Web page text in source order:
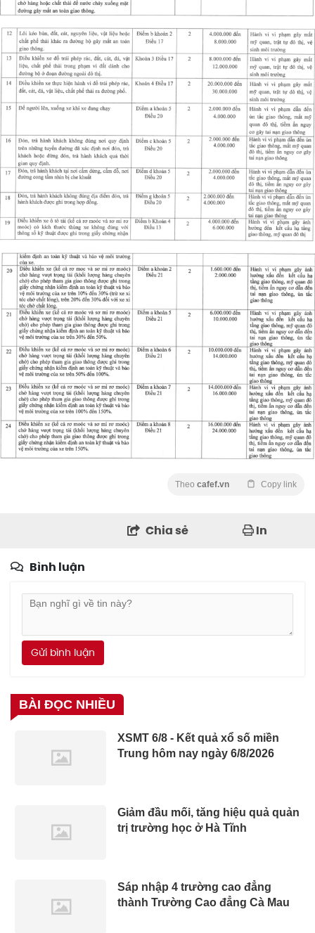
Theo cafef.vn Copy link
Chia sẻ In
Bình luận
Gửi bình luận
BÀI ĐỌC NHIỀU
XSMT 6/8 - Kết quả xổ số miền
Trung hôm nay ngày 6/8/2026
Giảm đầu mối, tăng hiệu quả quản
trị trường học ở Hà Tĩnh
Sáp nhập 4 trường cao đẳng
thành Trường Cao đẳng Cà Mau